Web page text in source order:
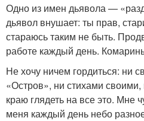
Одно из имен дьявола —
дьявол внушает: ты прав,
стараюсь таким не быть.
работе каждый день.
Не хочу ничем гордиться: ни
«Остров», ни стихами
краю глядеть на все это. Мне
меня каждый день небо